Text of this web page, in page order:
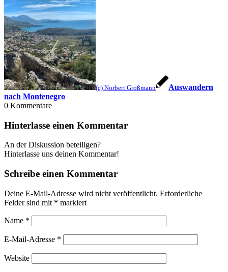
(c) Norbert Großmann
Auswandern
nach Montenegro
0 Kommentare
Hinterlasse einen Kommentar
An der Diskussion beteiligen?
Hinterlasse uns deinen Kommentar!
Schreibe einen Kommentar
Deine E-Mail-Adresse wird nicht veröffentlicht. Erforderliche
Felder sind mit * markiert
Name *
E-Mail-Adresse *
Website